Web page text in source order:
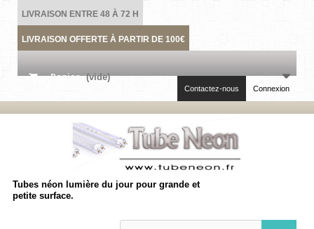
LIVRAISON ENTRE 48 À 72 H
LIVRAISON OFFERTE À PARTIR DE 100€
Panier (vide)
Connexion
Contactez-nous
Tubes néon lumière du jour pour grande et
petite surface.